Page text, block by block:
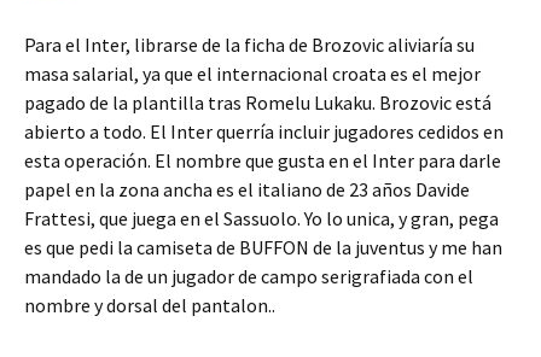
Para el Inter, librarse de la ficha de Brozovic aliviaría su
masa salarial, ya que el internacional croata es el mejor
pagado de la plantilla tras Romelu Lukaku. Brozovic está
abierto a todo. El Inter querría incluir jugadores cedidos en
esta operación. El nombre que gusta en el Inter para darle
papel en la zona ancha es el italiano de 23 años Davide
Frattesi, que juega en el Sassuolo. Yo lo unica, y gran, pega
es que pedi la camiseta de BUFFON de la juventus y me han
mandado la de un jugador de campo serigrafiada con el
nombre y dorsal del pantalon..